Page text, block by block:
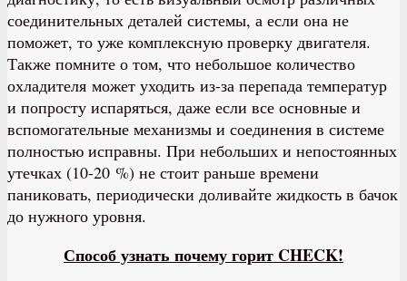
соединительных деталей системы, а если она не
поможет, то уже комплексную проверку двигателя.
Также помните о том, что небольшое количество
охладителя может уходить из-за перепада температур
и попросту испаряться, даже если все основные и
вспомогательные механизмы и соединения в системе
полностью исправны. При небольших и непостоянных
утечках (10-20 %) не стоит раньше времени
паниковать, периодически доливайте жидкость в бачок
до нужного уровня.
Способ узнать почему горит CHECK!